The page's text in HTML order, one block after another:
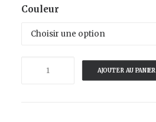
Couleur
AJOUTER AU PANIER